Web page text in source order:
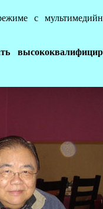
с